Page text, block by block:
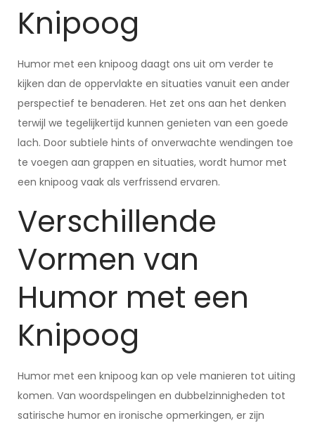
Knipoog
Humor met een knipoog daagt ons uit om verder te
kijken dan de oppervlakte en situaties vanuit een ander
perspectief te benaderen. Het zet ons aan het denken
terwijl we tegelijkertijd kunnen genieten van een goede
lach. Door subtiele hints of onverwachte wendingen toe
te voegen aan grappen en situaties, wordt humor met
een knipoog vaak als verfrissend ervaren.
Verschillende
Vormen van
Humor met een
Knipoog
Humor met een knipoog kan op vele manieren tot uiting
komen. Van woordspelingen en dubbelzinnigheden tot
satirische humor en ironische opmerkingen, er zijn